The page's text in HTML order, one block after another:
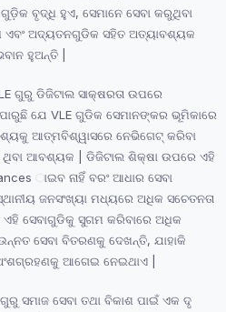
ବୃଦ୍ଧି ହୁଏ, ସେମାନେ ସେବା କରୁଥିବା
ଅଦ୍ୟତନଗୁଡିକ ସହିତ ଅତ୍ୟାବଶ୍ୟକ
ହୁଅନ୍ତି |
ଗୁରୁ ଡିଜିଟାଲ ସାକ୍ଷରତା ଉପରେ
ଯେ VLE ଗୁଡିକ ସେମାନଙ୍କର ଭୂମିକାରେ
ଆତ୍ମବିଶ୍ୱାସରେ ନେଭିଗେଟ୍ କରିବା
ଥିବା ଆବଶ୍ୟକ | ଡିଜିଟାଲ ଶିକ୍ଷା ଉପରେ ଏହି
ାଇବ ନାହିଁ ବରଂ ଆଧାର ସେବା
ଜନସଂଖ୍ୟା ମଧ୍ୟରେ ଅଧିକ ସଚେତନତା
ସେବାଗୁଡିକୁ ସୁଗମ କରିବାରେ ଅଧିକ
ସେବା ବିତରଣକୁ ଦେଖନ୍ତି, ଯାହାକି
ଆଗେଇ ନେଇଥାଏ |
ସମାଜ ସେବା ତଥା ବିକାଶ ପାଇଁ ଏକ ଦୃ